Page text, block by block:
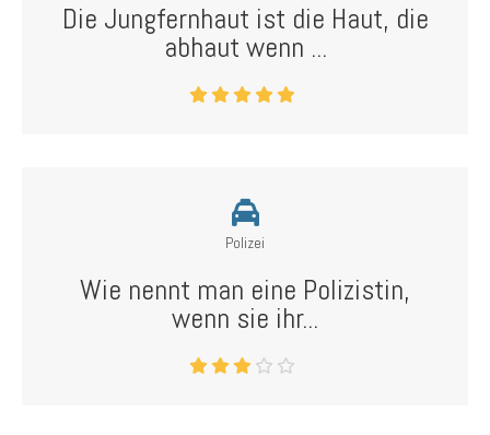
Die Jungfernhaut ist die Haut, die
abhaut wenn ...
Polizei
Wie nennt man eine Polizistin,
wenn sie ihr...